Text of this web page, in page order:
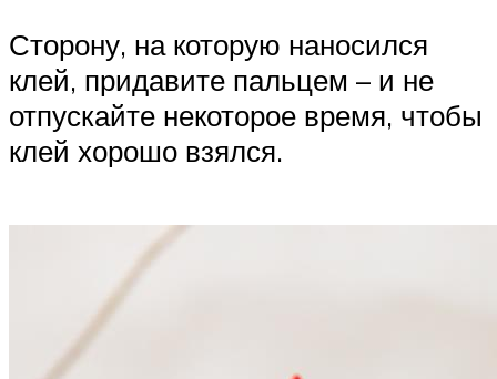
Сторону, на которую наносился
клей, придавите пальцем – и не
отпускайте некоторое время, чтобы
клей хорошо взялся.